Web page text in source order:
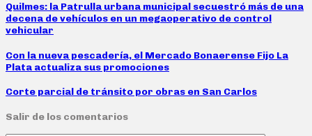
Quilmes: la Patrulla urbana municipal secuestró más de una
decena de vehículos en un megaoperativo de control
vehicular
Con la nueva pescadería, el Mercado Bonaerense Fijo La
Plata actualiza sus promociones
Corte parcial de tránsito por obras en San Carlos
Salir de los comentarios